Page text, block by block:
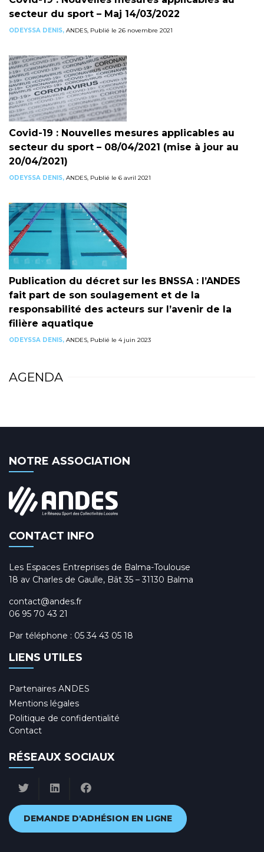
secteur du sport – Maj 14/03/2022
ODEYSSA DENIS, ANDES, Publié le 26 novembre 2021
Covid-19 : Nouvelles mesures applicables au
secteur du sport – 08/04/2021 (mise à jour au
20/04/2021)
ODEYSSA DENIS, ANDES, Publié le 6 avril 2021
Publication du décret sur les BNSSA : l’ANDES
fait part de son soulagement et de la
responsabilité des acteurs sur l’avenir de la
filière aquatique
ODEYSSA DENIS, ANDES, Publié le 4 juin 2023
AGENDA
NOTRE ASSOCIATION
CONTACT INFO
Les Espaces Entreprises de Balma-Toulouse
18 av Charles de Gaulle, Bât 35 – 31130 Balma
contact@andes.fr
06 95 70 43 21
Par téléphone : 05 34 43 05 18
LIENS UTILES
Partenaires ANDES
Mentions légales
Politique de confidentialité
Contact
RÉSEAUX SOCIAUX
DEMANDE D'ADHÉSION EN LIGNE